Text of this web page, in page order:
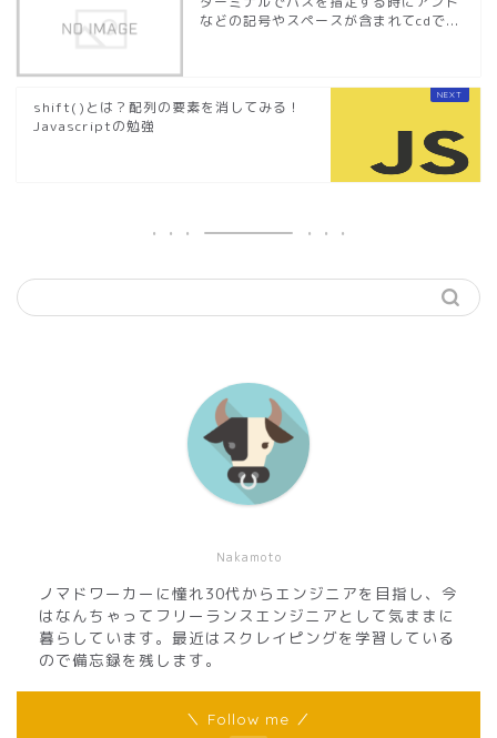
などの記号やスペースが含まれてcdで...
shift()とは？配列の要素を消してみる！
Javascriptの勉強
Nakamoto
ノマドワーカーに憧れ30代からエンジニアを目指し、今
はなんちゃってフリーランスエンジニアとして気ままに
暮らしています。最近はスクレイピングを学習している
ので備忘録を残します。
＼ Follow me ／